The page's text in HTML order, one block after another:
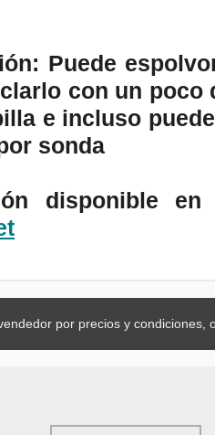
Puede
con un poco
e incluso
sonda
disponible
por precios y condiciones,